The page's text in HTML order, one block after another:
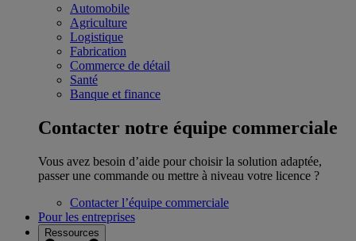
Automobile
Agriculture
Logistique
Fabrication
Commerce de détail
Santé
Banque et finance
Contacter notre équipe commerciale
Vous avez besoin d’aide pour choisir la solution adaptée,
passer une commande ou mettre à niveau votre licence ?
Contacter l’équipe commerciale
Pour les entreprises
Ressources